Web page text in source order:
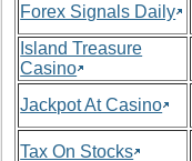
Forex Signals Daily
Island Treasure
Casino
Jackpot At Casino
Tax On Stocks